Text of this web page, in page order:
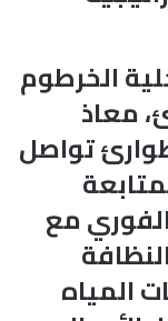
الخرطوم
معاذ
تواصل
ساعة لمتابعة
مع
المياه